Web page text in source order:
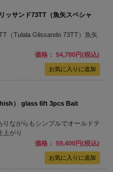
ッサンド73TT（魚矢スペシャ
（Tulala Glissando 73TT）魚矢
価格： 54,780円(税込)
） glass 6ft 3pcs Bait
りながらもシンプルでオールドテ
上がり
価格： 59,400円(税込)